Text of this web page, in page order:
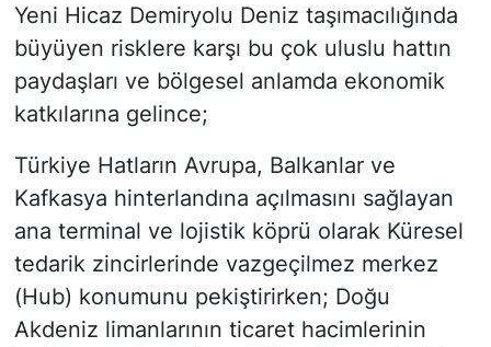
Yeni Hicaz Demiryolu Deniz taşımacılığında
büyüyen risklere karşı bu çok uluslu hattın
paydaşları ve bölgesel anlamda ekonomik
katkılarına gelince;
Türkiye Hatların Avrupa, Balkanlar ve
Kafkasya hinterlandına açılmasını sağlayan
ana terminal ve lojistik köprü olarak Küresel
tedarik zincirlerinde vazgeçilmez merkez
(Hub) konumunu pekiştirirken; Doğu
Akdeniz limanlarının ticaret hacimlerinin